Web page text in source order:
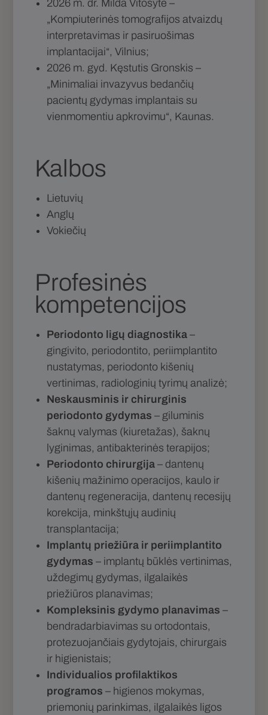
2026 m. dr. Milda Vitosytė –
„Kompiuterinės tomografijos atvaizdų
interpretavimas ir pasiruošimas
implantacijai“, Vilnius;
2026 m. gyd. Kęstutis Gronskis –
„Minimaliai invazyvus bedančių
pacientų gydymas implantais su
vienmomentiu apkrovimu“, Kaunas.
Kalbos
Lietuvių
Anglų
Vokiečių
Profesinės
kompetencijos
Periodonto ligų diagnostika –
gingivito, periodontito, periimplantito
nustatymas, periodonto kišenių
vertinimas, radiologinių tyrimų analizė;
Neskausminis ir chirurginis
periodonto gydymas – giluminis
šaknų valymas (kiuretažas), šaknų
lyginimas, antibakterinės terapijos;
Periodonto chirurgija – dantenų
kišenių mažinimo operacijos, kaulo ir
dantenų regeneracija, dantenų recesijų
korekcija, minkštųjų audinių
transplantacija;
Implantų priežiūra ir periimplantito
gydymas – implantų būklės vertinimas,
uždegimų gydymas, ilgalaikės
priežiūros planavimas;
Kompleksinis gydymo planavimas –
bendradarbiavimas su ortodontais,
protezuojančiais gydytojais, chirurgais
ir higienistais;
Individualios profilaktikos
programos – higienos mokymas,
priemonių parinkimas, ilgalaikės ligos